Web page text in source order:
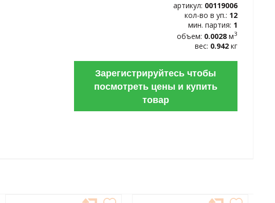
артикул: 00119006
кол-во в уп.: 12
мин. партия: 1
объем: 0.0028 м3
вес: 0.942 кг
Зарегистрируйтесь чтобы
посмотреть цены и купить
товар